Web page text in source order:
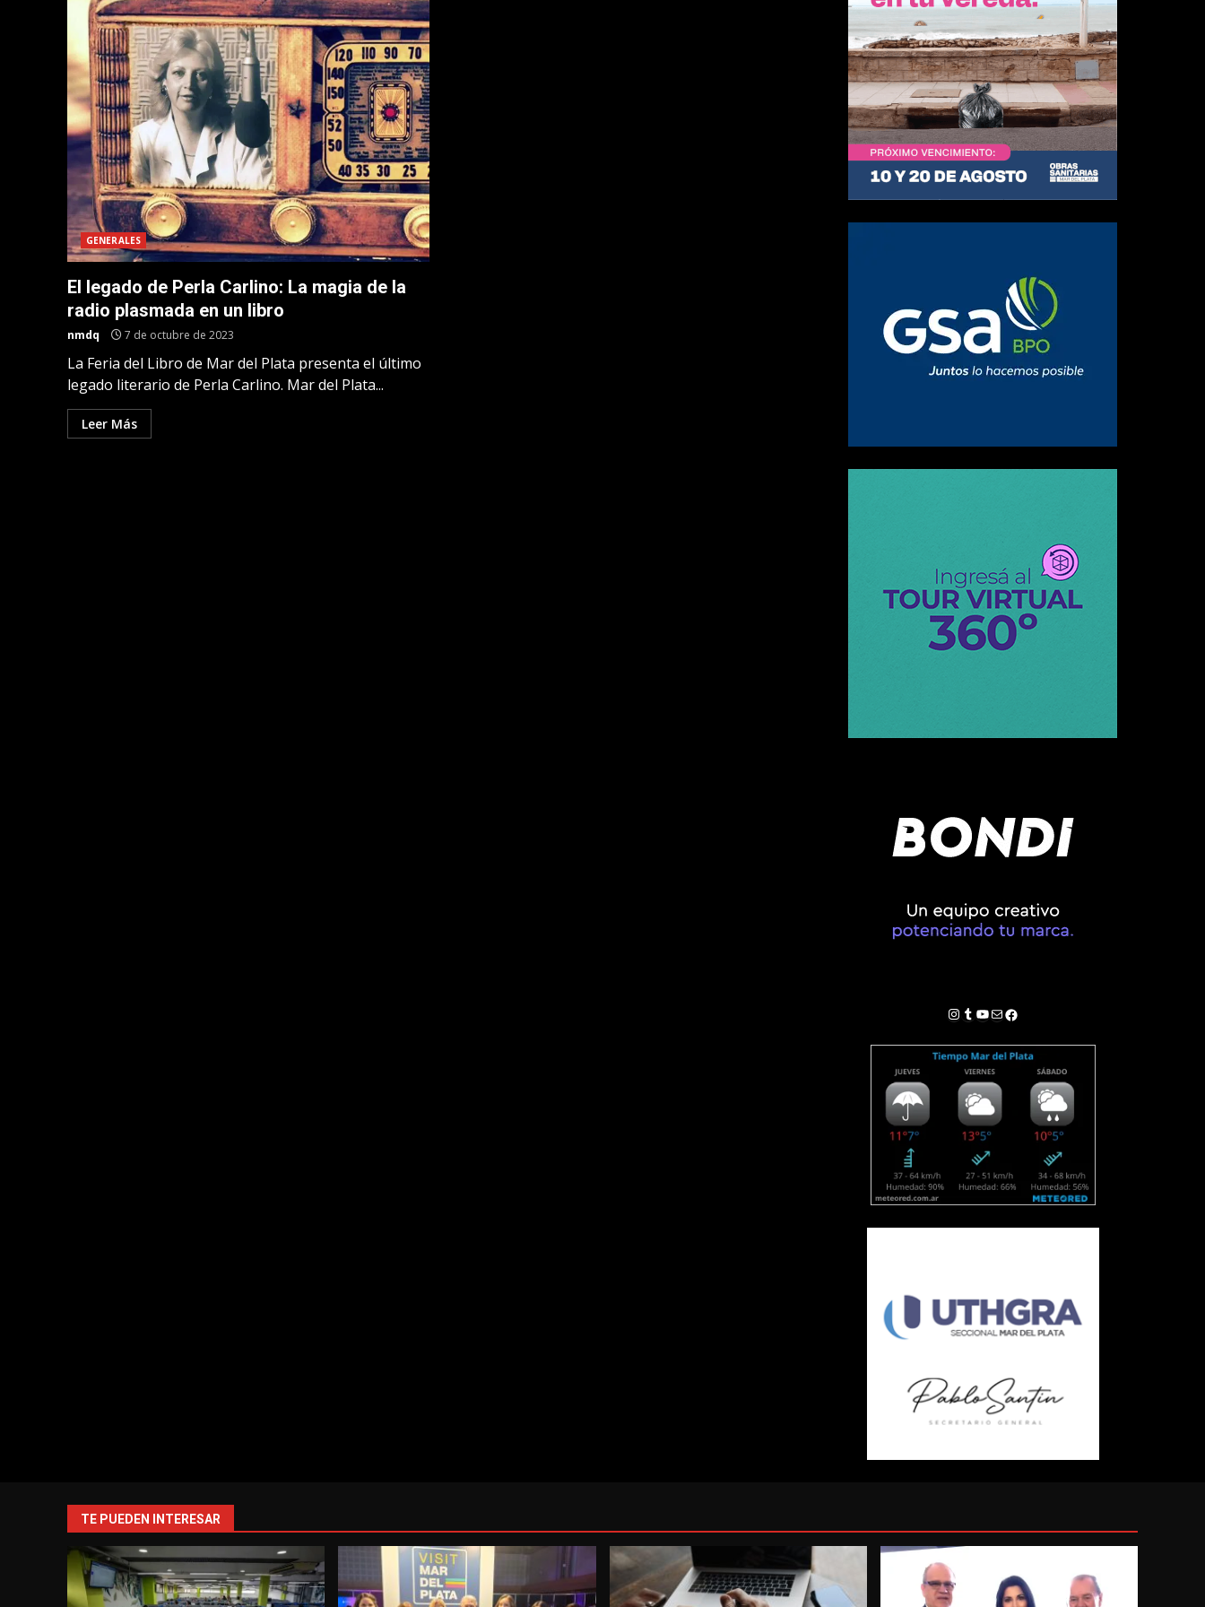
GENERALES
El legado de Perla Carlino: La magia de la
radio plasmada en un libro
nmdq 7 de octubre de 2023
La Feria del Libro de Mar del Plata presenta el último
legado literario de Perla Carlino. Mar del Plata...
Leer Más
Instagram
Tumblr
YouTube
Correo electrónico
Facebook
TE PUEDEN INTERESAR